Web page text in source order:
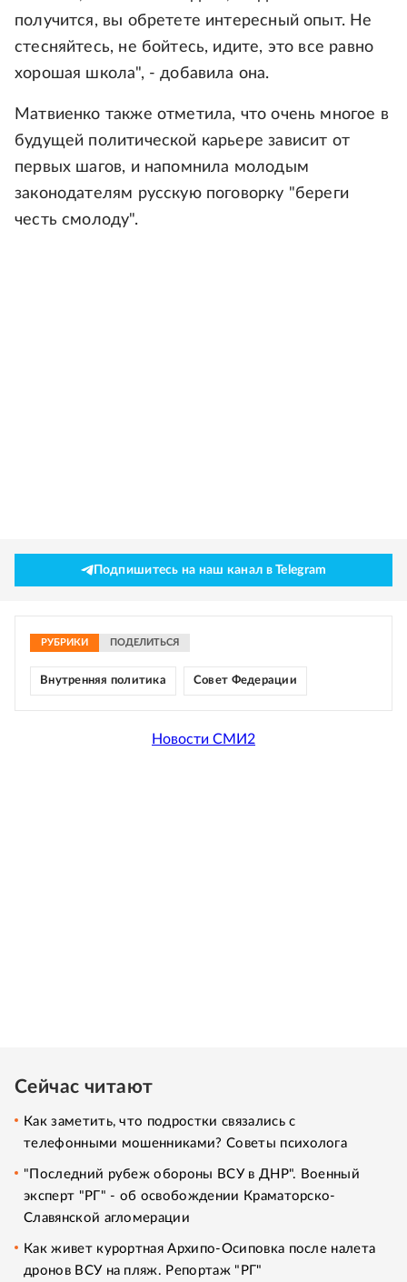
получится, вы обретете интересный опыт. Не
стесняйтесь, не бойтесь, идите, это все равно
хорошая школа", - добавила она.
Матвиенко также отметила, что очень многое в
будущей политической карьере зависит от
первых шагов, и напомнила молодым
законодателям русскую поговорку "береги
честь смолоду".
Подпишитесь на наш канал в Telegram
РУБРИКИ ПОДЕЛИТЬСЯ
Внутренняя политика Совет Федерации
Новости СМИ2
Сейчас читают
Как заметить, что подростки связались с
телефонными мошенниками? Советы психолога
"Последний рубеж обороны ВСУ в ДНР". Военный
эксперт "РГ" - об освобождении Краматорско-
Славянской агломерации
Как живет курортная Архипо-Осиповка после налета
дронов ВСУ на пляж. Репортаж "РГ"